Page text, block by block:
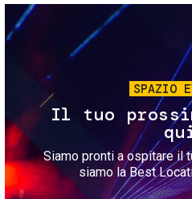
SPAZIO
Il tuo
Siamo pronti a ospitare il
siamo la Best